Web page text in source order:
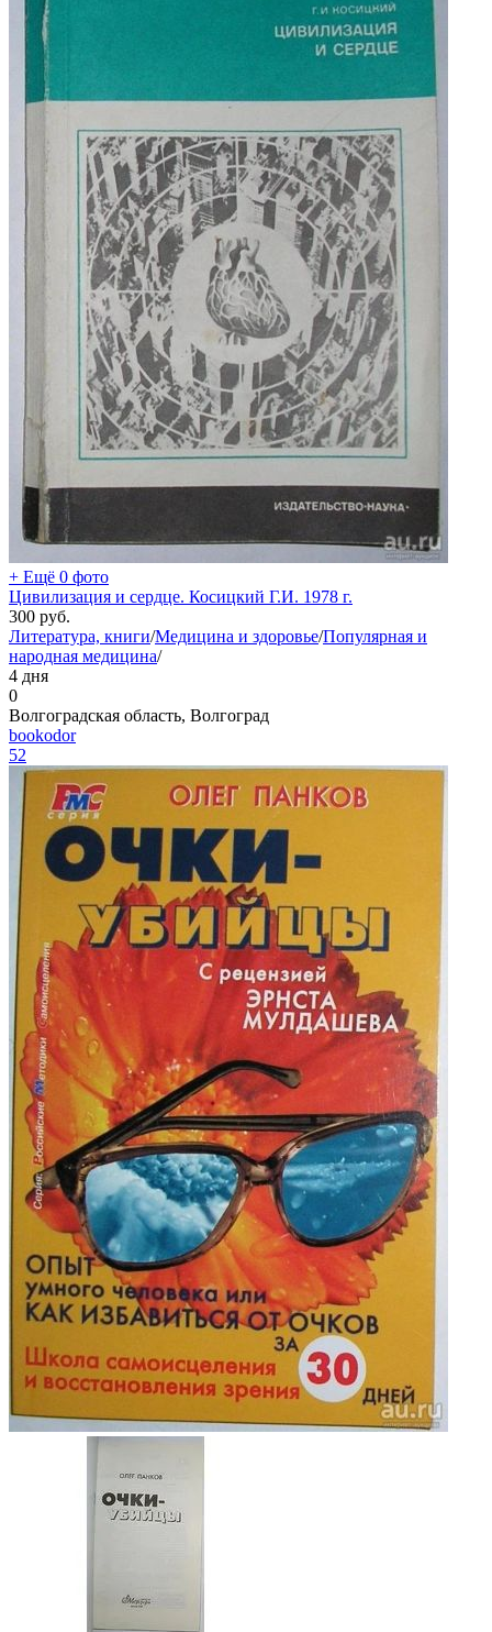
+ Ещё 0 фото
Цивилизация и сердце. Косицкий Г.И. 1978 г.
300 руб.
Литература, книги/Медицина и здоровье/Популярная и
народная медицина/
4 дня
0
Волгоградская область, Волгоград
bookodor
52